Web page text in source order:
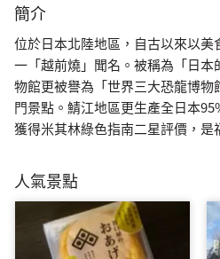
簡介
位於日本北陸地區，自古以來以美
一「越前燒」聞名。被稱為「日
物館更被譽為「世界三大恐龍博
門景點。鯖江地區更生產全日本
獲得米其林綠色指南二星評價，是
人氣景點